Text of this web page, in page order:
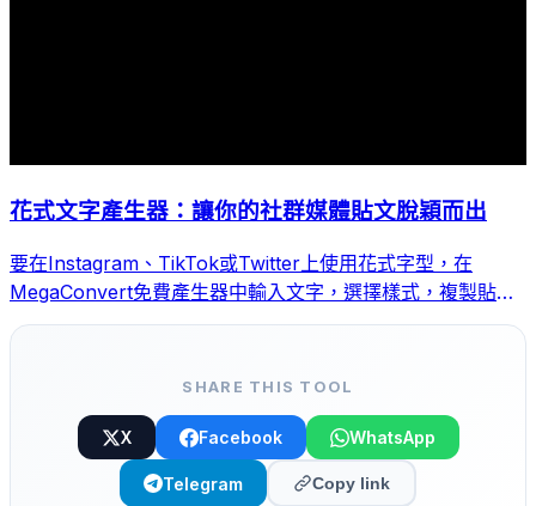
花式文字產生器：讓你的社群媒體貼文脫穎而出
要在Instagram、TikTok或Twitter上使用花式字型，在
MegaConvert免費產生器中輸入文字，選擇樣式，複製貼上
即可。
SHARE THIS TOOL
X Facebook WhatsApp
Telegram Copy link